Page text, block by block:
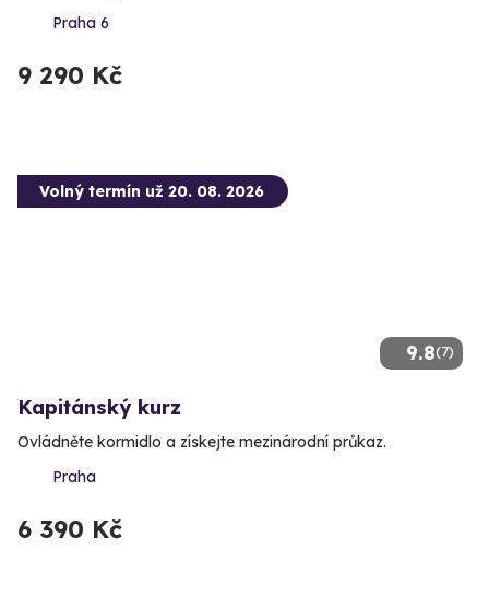
Praha 6
9 290 Kč
9.8(7)
Volný termín už 20. 08. 2026
Kapitánský kurz
Ovládněte kormidlo a získejte mezinárodní průkaz.
Praha
6 390 Kč